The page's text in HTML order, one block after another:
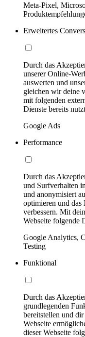
Meta-Pixel,
Erweitertes
Durch das
unserer Online-
auswerten und
gleichen wir deine
mit folgenden
Dienste bereits
Google Ads
Performance
Durch das
und Surfverhalten
und anonymisiert
optimieren und das
verbessern. Mit
Webseite folgende
Google Analytics,
Testing
Funktional
Durch das
grundlegenden
bereitstellen und
Webseite
dieser Webseite